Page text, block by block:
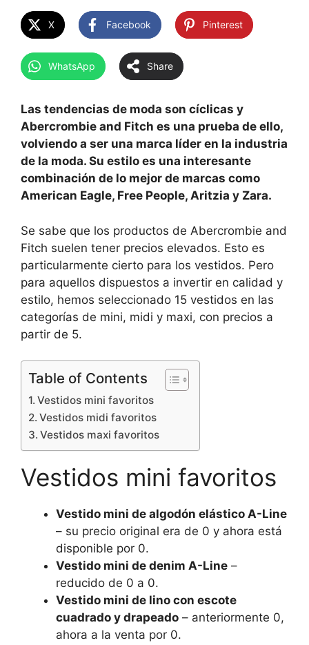
X Facebook Pinterest
WhatsApp Share
Las tendencias de moda son cíclicas y
Abercrombie and Fitch es una prueba de ello,
volviendo a ser una marca líder en la industria
de la moda. Su estilo es una interesante
combinación de lo mejor de marcas como
American Eagle, Free People, Aritzia y Zara.
Se sabe que los productos de Abercrombie and
Fitch suelen tener precios elevados. Esto es
particularmente cierto para los vestidos. Pero
para aquellos dispuestos a invertir en calidad y
estilo, hemos seleccionado 15 vestidos en las
categorías de mini, midi y maxi, con precios a
partir de 5.
Table of Contents
Vestidos mini favoritos
Vestidos midi favoritos
Vestidos maxi favoritos
Vestidos mini favoritos
Vestido mini de algodón elástico A-Line
– su precio original era de 0 y ahora está
disponible por 0.
Vestido mini de denim A-Line –
reducido de 0 a 0.
Vestido mini de lino con escote
cuadrado y drapeado – anteriormente 0,
ahora a la venta por 0.